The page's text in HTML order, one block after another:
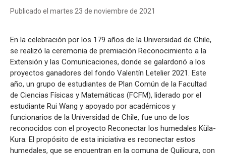
Publicado el martes 23 de noviembre de 2021
En la celebración por los 179 años de la Universidad de Chile,
se realizó la ceremonia de premiación Reconocimiento a la
Extensión y las Comunicaciones, donde se galardonó a los
proyectos ganadores del fondo Valentín Letelier 2021. Este
año, un grupo de estudiantes de Plan Común de la Facultad
de Ciencias Físicas y Matemáticas (FCFM), liderado por el
estudiante Rui Wang y apoyado por académicos y
funcionarios de la Universidad de Chile, fue uno de los
reconocidos con el proyecto Reconectar los humedales Küla-
Kura. El propósito de esta iniciativa es reconectar estos
humedales, que se encuentran en la comuna de Quilicura, con